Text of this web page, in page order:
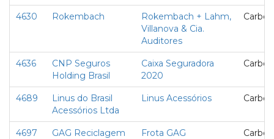
4630 Rokembach
Rokembach + Lahm,
Villanova & Cia.
Auditores
4636
CNP Seguros
Holding Brasil
Caixa Seguradora
2020
4689
Linus do Brasil
Acessórios Ltda
Linus Acessórios
4697
GAG Reciclagem
Frota GAG